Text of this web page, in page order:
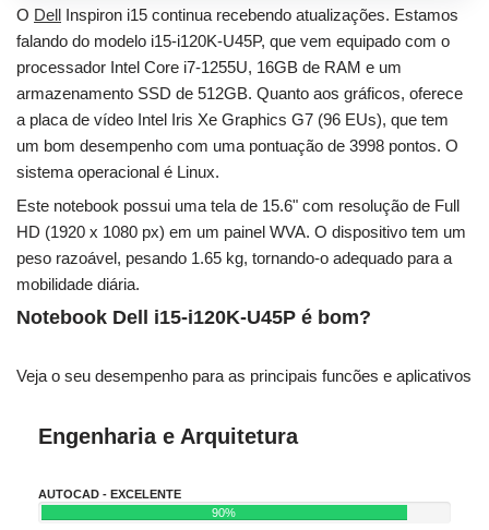
O Dell Inspiron i15 continua recebendo atualizações. Estamos
falando do modelo i15-i120K-U45P, que vem equipado com o
processador Intel Core i7-1255U, 16GB de RAM e um
armazenamento SSD de 512GB. Quanto aos gráficos, oferece
a placa de vídeo Intel Iris Xe Graphics G7 (96 EUs), que tem
um bom desempenho com uma pontuação de 3998 pontos. O
sistema operacional é Linux.
Este notebook possui uma tela de 15.6" com resolução de Full
HD (1920 x 1080 px) em um painel WVA. O dispositivo tem um
peso razoável, pesando 1.65 kg, tornando-o adequado para a
mobilidade diária.
Notebook Dell i15-i120K-U45P é bom?
Veja o seu desempenho para as principais funcões e aplicativos
Engenharia e Arquitetura
AUTOCAD - EXCELENTE
90%